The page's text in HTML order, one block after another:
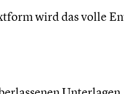
wird das volle